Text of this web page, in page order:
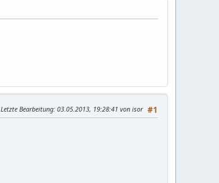
#1
Letzte Bearbeitung: 03.05.2013, 19:28:41 von isor